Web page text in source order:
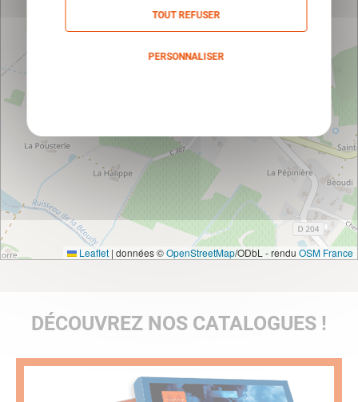
Leaflet | données ©OpenStreetMap/ODbL - rendu OSM France
DÉCOUVREZ NOS CATALOGUES !
TOUT REFUSER
PERSONNALISER